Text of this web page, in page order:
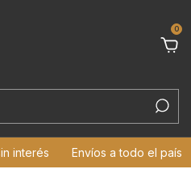
0
Envíos a todo el país